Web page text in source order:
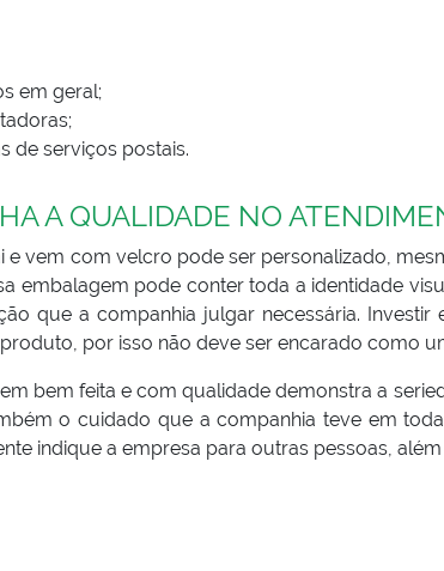
em geral;
de serviços postais.
A QUALIDADE NO
e vem com velcro pode ser personalizado,
embalagem pode conter toda a identidade
que a companhia julgar necessária.
por isso não deve ser encarado como
bem feita e com qualidade demonstra a
o cuidado que a companhia teve em
indique a empresa para outras pessoas,